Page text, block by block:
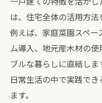
は、住宅全体の活用方法
例えば、家庭菜園スペ
ム導入、地元産木材の
ブルな暮らしに直結し
日常生活の中で実践で
ます。